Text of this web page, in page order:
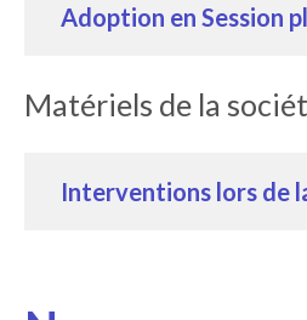
Adoption en Session
Matériels de la
Interventions lors de